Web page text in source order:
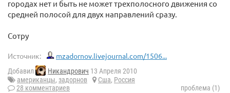
городах нет и быть не может трехполосного движения со
средней полосой для двух направлений сразу.
Сотру
Источник: mzadornov.livejournal.com/1506...
Добавил Никандрович 13 Апреля 2010
американцы, задорнов Сша, Россия
28 комментариев
проблема (1)